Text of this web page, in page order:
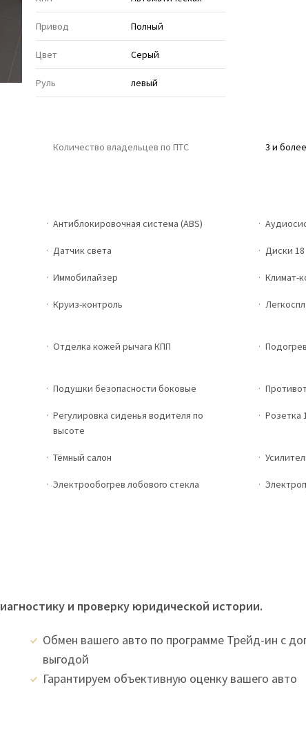
Привод Полный
Цвет Серый
Руль левый
Количество владельцев по ПТС 3 и более
Антиблокировочная система (ABS)
Датчик света Диски 18
Иммобилайзер Климат-
Круиз-контроль
Отделка кожей рычага КПП
Подушки безопасности боковые
Регулировка сиденья водителя по
высоте
Розетка
Тёмный салон
Электрообогрев лобового стекла
и проверку юридической истории.
Обмен вашего авто по программе Трейд-ин с
выгодой
Гарантируем объективную оценку вашего авто